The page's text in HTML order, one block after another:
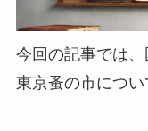
今回の記事では
東京蚤の市につい